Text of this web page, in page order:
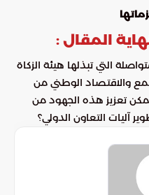
المقال :
التي تبذلها هيئة الزكاة
والاقتصاد الوطني من
تعزيز هذه الجهود من
آليات التعاون الدولي؟